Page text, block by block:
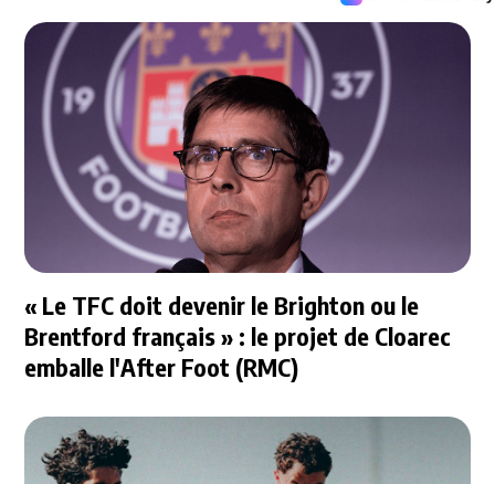
« Le TFC doit devenir le Brighton ou le
Brentford français » : le projet de Cloarec
emballe l'After Foot (RMC)